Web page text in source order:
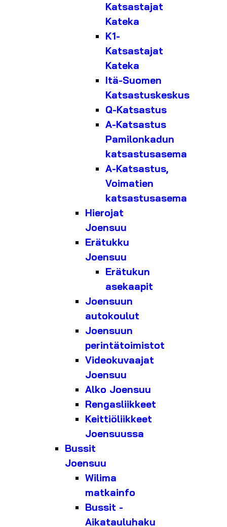
Katsastajat
Kateka
K1-
Katsastajat
Kateka
Itä-Suomen
Katsastuskeskus
Q-Katsastus
A-Katsastus
Pamilonkadun
katsastusasema
A-Katsastus,
Voimatien
katsastusasema
Hierojat
Joensuu
Erätukku
Joensuu
Erätukun
asekaapit
Joensuun
autokoulut
Joensuun
perintätoimistot
Videokuvaajat
Joensuu
Alko Joensuu
Rengasliikkeet
Keittiöliikkeet
Joensuussa
Bussit
Joensuu
Wilima
matkainfo
Bussit -
Aikatauluhaku